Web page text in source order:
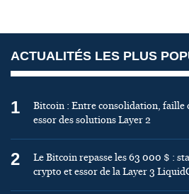
ACTUALITÉS LES PLUS
1
Bitcoin : Entre consolidation, faille
essor des solutions Layer 2
2
Le Bitcoin repasse les 63 000 $ :
crypto et essor de la Layer 3